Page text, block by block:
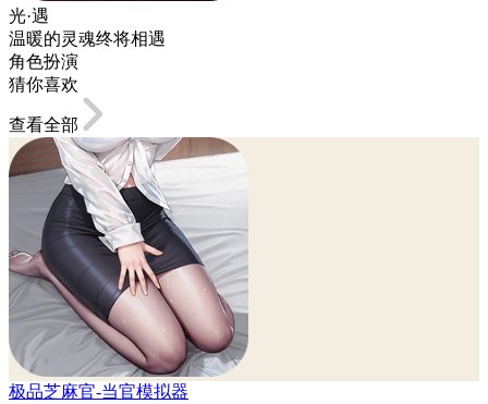
光·遇
温暖的灵魂终将相遇
角色扮演
猜你喜欢
查看全部
极品芝麻官-当官模拟器